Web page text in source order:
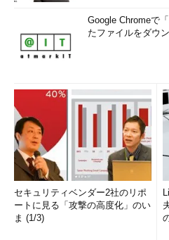
Google Chromeで
たファイルをダウ
セキュリティベンダー2社のリポ
ートに見る「攻撃の高度化」のい
ま (1/3)